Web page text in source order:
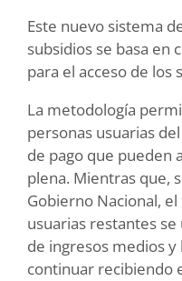
Este nuevo sistema
subsidios se basa en
para el acceso de los
La metodología
personas usuarias
de pago que pueden
plena. Mientras que,
Gobierno Nacional,
usuarias restantes
de ingresos medios y
continuar recibiendo